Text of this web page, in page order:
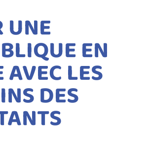
UNE
EN
AVEC LES
DES